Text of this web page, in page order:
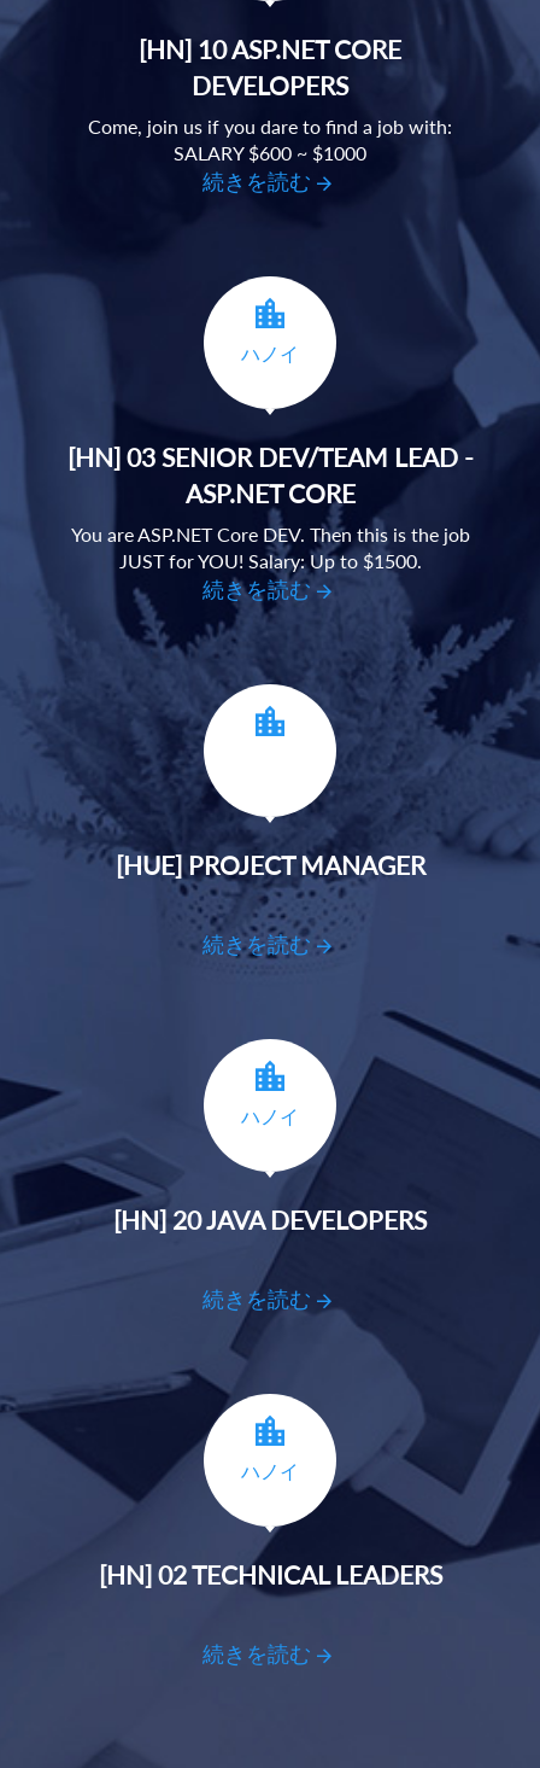
[HN] 10 ASP.NET CORE
DEVELOPERS
Come, join us if you dare to find a job with:
SALARY $600 ~ $1000
続きを読む
ハノイ
[HN] 03 SENIOR DEV/TEAM LEAD -
ASP.NET CORE
You are ASP.NET Core DEV. Then this is the job
JUST for YOU! Salary: Up to $1500.
続きを読む
[HUE] PROJECT MANAGER
続きを読む
ハノイ
[HN] 20 JAVA DEVELOPERS
続きを読む
ハノイ
[HN] 02 TECHNICAL LEADERS
続きを読む